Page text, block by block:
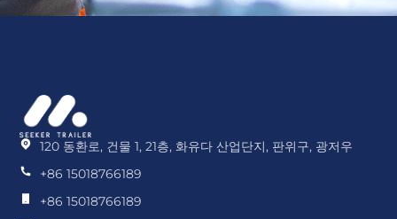
120 동환로, 건물 1, 21층, 화유다 산업단지, 판위구, 광저우
+86 15018766189
+86 15018766189